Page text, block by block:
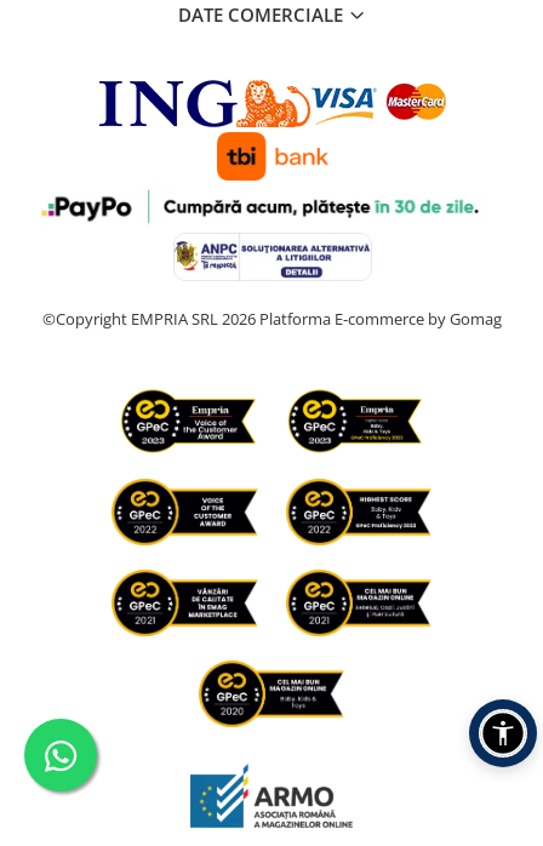
DATE COMERCIALE
©Copyright EMPRIA SRL 2026 Platforma E-commerce by Gomag